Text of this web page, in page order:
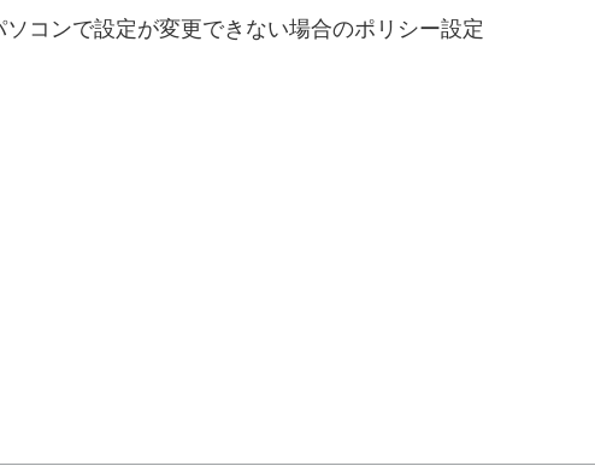
コンで設定が変更できない場合のポリシー設定